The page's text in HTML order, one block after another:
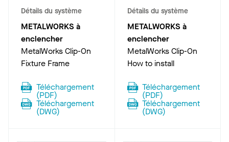
Détails du système
METALWORKS à
enclencher
MetalWorks Clip-On
Fixture Frame
Téléchargement
(PDF)
Téléchargement
(DWG)
Détails du système
METALWORKS à
enclencher
MetalWorks Clip-On
How to install
Téléchargement
(PDF)
Téléchargement
(DWG)